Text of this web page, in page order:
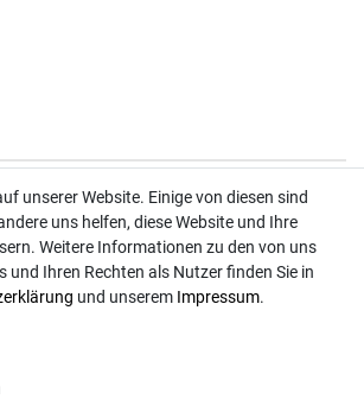
Post
unserer Website. Einige von diesen sind
uns helfen, diese Website und Ihre
Weitere Informationen zu den von uns
und Ihren Rechten als Nutzer finden Sie in
und unserem Impressum.